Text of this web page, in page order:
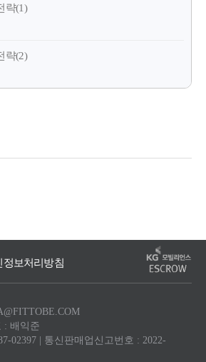
략(1)
략(2)
정보처리방침
: 배익준
02397 | 통신판매업신고번호 : 2022-